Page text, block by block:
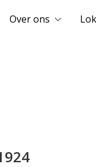
Over ons